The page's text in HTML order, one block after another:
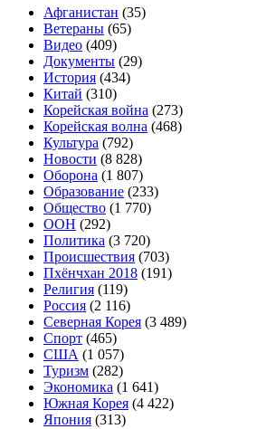
Афганистан (35)
Ветераны (65)
Видео (409)
Документы (29)
История (434)
Китай (310)
Корейская война (273)
Корейская волна (468)
Культура (792)
Новости (8 828)
Оборона (1 807)
Образование (233)
Общество (1 770)
ООН (292)
Политика (3 720)
Происшествия (703)
Пхёнчхан 2018 (191)
Религия (119)
Россия (2 116)
Северная Корея (3 489)
Спорт (465)
США (1 057)
Туризм (282)
Экономика (1 641)
Южная Корея (4 422)
Япония (313)